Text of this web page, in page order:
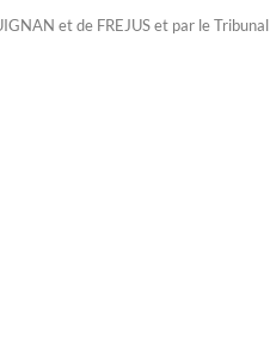
et de FREJUS et par le Tribunal